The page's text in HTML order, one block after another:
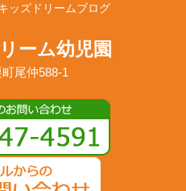
ッズドリームブログ
ーム幼児園
尾仲588-1